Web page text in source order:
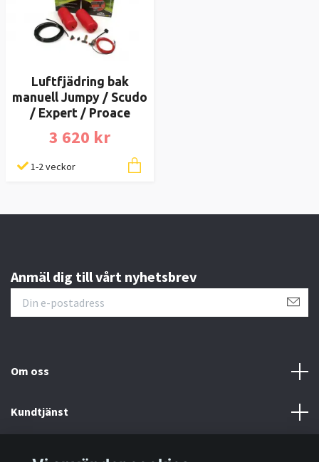
Luftfjädring bak
manuell Jumpy / Scudo
/ Expert / Proace
3 620 kr
1-2 veckor
Anmäl dig till vårt nyhetsbrev
Om oss
Kundtjänst